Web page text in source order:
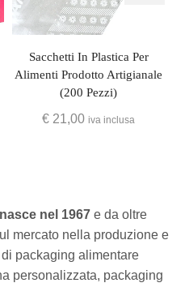
Sacchetti In Plastica Per
Alimenti Prodotto Artigianale
(200 Pezzi)
€ 21,00 iva inclusa
nasce nel 1967 e da oltre
mercato nella produzione e
packaging alimentare
personalizzata, packaging